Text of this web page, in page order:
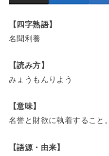
【四字熟語】
名聞利養
【読み方】
みょうもんりよう
【意味】
名誉と財欲に執着すること。
【語源・由来】